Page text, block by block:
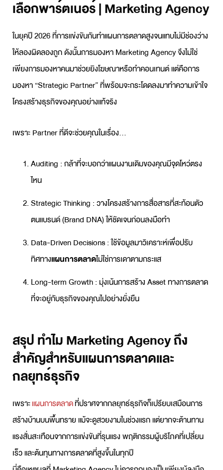
เลือกพาร์ตเนอร์ | Marketing Agency
ในยุคปี 2026 ที่การแข่งขันกันทำแผนการตลาดสูงจนแทบไม่มีช่องว่าง
ให้ลองผิดลองถูก ดังนั้นการมองหาMarketing Agencyจึงไม่ใช่
เพียงการมองหาคนมาช่วยยิงโฆษณาหรือทำคอนเทนต์ แต่คือการ
มองหา “Strategic Partner” ที่พร้อมจะกระโดดลงมาทำความเข้าใจ
โครงสร้างธุรกิจของคุณอย่างแท้จริง
เพราะ Partner ที่ดีจะช่วยคุณในเรื่อง…
Auditing : กล้าที่จะบอกว่าแผนงานเดิมของคุณมีจุดโหว่ตรง
ไหน
Strategic Thinking : วางโครงสร้างการสื่อสารที่สะท้อนตัว
ตนแบรนด์ (Brand DNA) ให้ชัดเจนก่อนลงมือทำ
Data-Driven Decisions : ใช้ข้อมูลมาวิเคราะห์เพื่อปรับ
ทิศทางแผนการตลาดไม่ใช่การเดาตามกระแส
Long-term Growth : มุ่งเน้นการสร้าง Asset ทางการตลาด
ที่จะอยู่กับธุรกิจของคุณไปอย่างยั่งยืน
สรุป ทำไม Marketing Agency ถึง
สำคัญสำหรับแผนการตลาดและ
กลยุทธ์ธุรกิจ
เพราะแผนการตลาดที่ปราศจากกลยุทธ์ธุรกิจก็เปรียบเสมือนการ
สร้างบ้านบนพื้นทราย แม้จะดูสวยงามในช่วงแรก แต่ยากจะต้านทาน
แรงสั่นสะเทือนจากการแข่งขันที่รุนแรง พฤติกรรมผู้บริโภคที่เปลี่ยน
เร็ว และต้นทุนทางการตลาดที่สูงขึ้นในทุกปี